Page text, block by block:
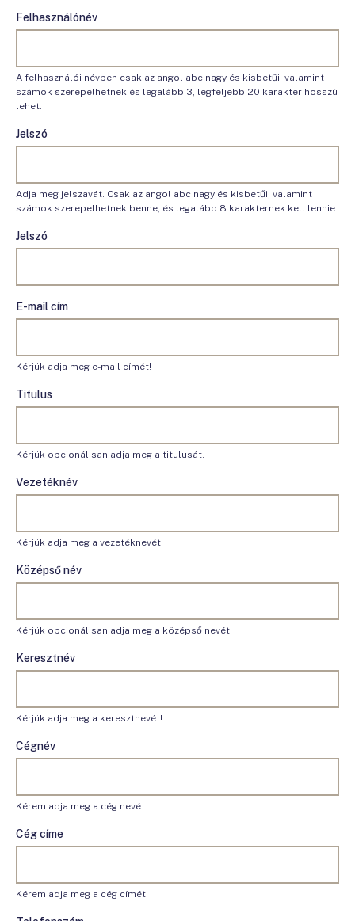
Felhasználónév
A felhasználói névben csak az angol abc nagy és kisbetűi, valamint
számok szerepelhetnek és legalább 3, legfeljebb 20 karakter hosszú
lehet.
Jelszó
Adja meg jelszavát. Csak az angol abc nagy és kisbetűi, valamint
számok szerepelhetnek benne, és legalább 8 karakternek kell lennie.
Jelszó
E-mail cím
Kérjük adja meg e-mail címét!
Titulus
Kérjük opcionálisan adja meg a titulusát.
Vezetéknév
Kérjük adja meg a vezetéknevét!
Középső név
Kérjük opcionálisan adja meg a középső nevét.
Keresztnév
Kérjük adja meg a keresztnevét!
Cégnév
Kérem adja meg a cég nevét
Cég címe
Kérem adja meg a cég címét